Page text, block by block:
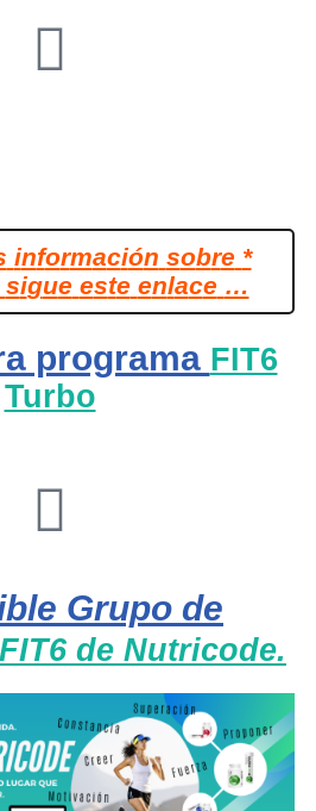
información sobre *
sigue este enlace …
programa FIT6
Turbo
Grupo de
FIT6 de Nutricode.